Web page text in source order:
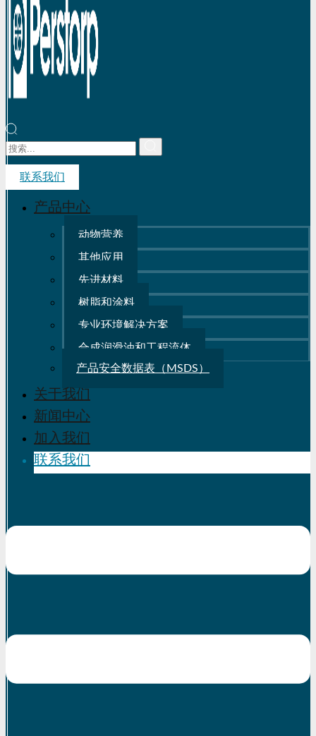
联系我们
产品中心
动物营养
其他应用
先进材料
树脂和涂料
专业环境解决方案
合成润滑油和工程流体
产品安全数据表（MSDS）
关于我们
新闻中心
加入我们
联系我们